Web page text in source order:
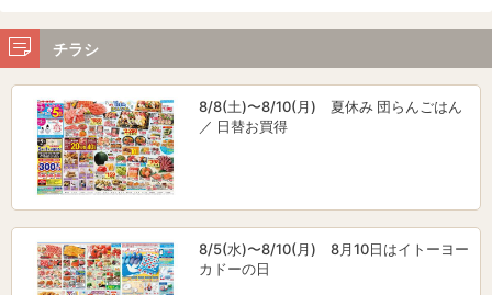
チラシ
8/8(土)〜8/10(月) 夏休み 団らんごはん
／ 日替お買得
8/5(水)〜8/10(月) 8月10日はイトーヨー
カドーの日